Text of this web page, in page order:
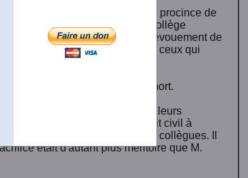
la demande des évêques de la procince de
marche. Un séminaire ou un collège
peut vivre seulement par le dévouement de
facultés de donner à ceux qui
et il la conserva jusqu'à sa mort.
n'hésitèrent pas à sacrifier leurs
donna un cours de droit civil à
il avait droit comme ses collègues. Il
était d'autant plus méritoire que M.